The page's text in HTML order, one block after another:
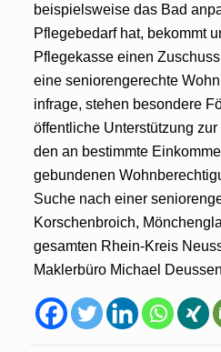
beispielsweise das Bad
Pflegebedarf hat, bekommt
Pflegekasse einen
eine seniorengerechte
infrage, stehen besondere
öffentliche Unterstützung
den an bestimmte
gebundenen
Suche nach einer
Korschenbroich,
gesamten Rhein-Kreis
Maklerbüro Michael